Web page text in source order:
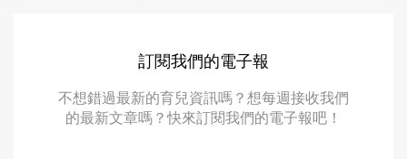
訂閱我們的電子報
不想錯過最新的育兒資訊嗎？想每週接收我們
的最新文章嗎？快來訂閱我們的電子報吧！